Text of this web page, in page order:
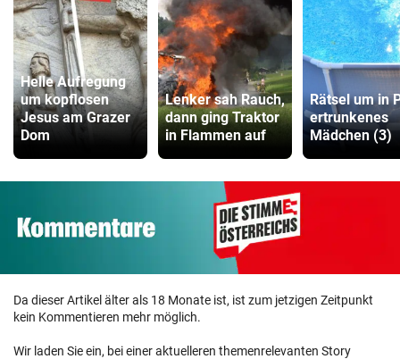
Helle Aufregung
um kopflosen
Jesus am Grazer
Dom
Lenker sah Rauch,
dann ging Traktor
in Flammen auf
Rätsel um in
ertrunkenes
Mädchen (3)
Da dieser Artikel älter als 18 Monate ist, ist zum jetzigen Zeitpunkt
kein Kommentieren mehr möglich.
Wir laden Sie ein, bei einer aktuelleren themenrelevanten Story